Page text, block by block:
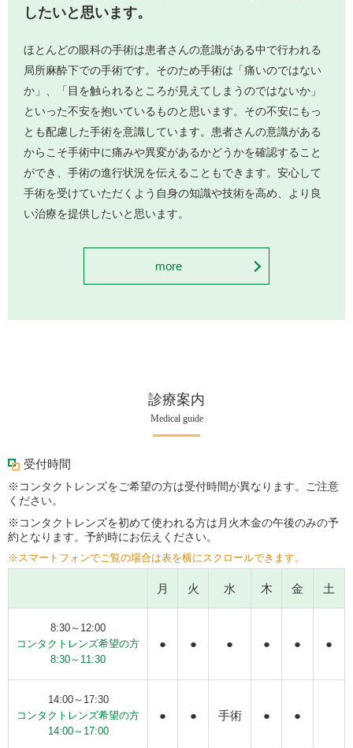
したいと思います。
ほとんどの眼科の手術は患者さんの意識がある中で行われる
局所麻酔下での手術です。そのため手術は「痛いのではない
か」、「目を触られるところが見えてしまうのではないか」
といった不安を抱いているものと思います。その不安にもっ
とも配慮した手術を意識しています。患者さんの意識がある
からこそ手術中に痛みや異変があるかどうかを確認すること
ができ、手術の進行状況を伝えることもできます。安心して
手術を受けていただくよう自身の知識や技術を高め、より良
い治療を提供したいと思います。
more
診療案内
Medical guide
受付時間
※コンタクトレンズをご希望の方は受付時間が異なります。ご注意
ください。
※コンタクトレンズを初めて使われる方は月火木金の午後のみの予
約となります。予約時にお伝えください。
※スマートフォンでご覧の場合は表を横にスクロールできます。
月 火 水 木 金 土
8:30～12:00
コンタクトレンズ希望の方
8:30～11:30
● ● ● ● ● ●
14:00～17:30
コンタクトレンズ希望の方
14:00～17:00
● ● 手術 ● ●